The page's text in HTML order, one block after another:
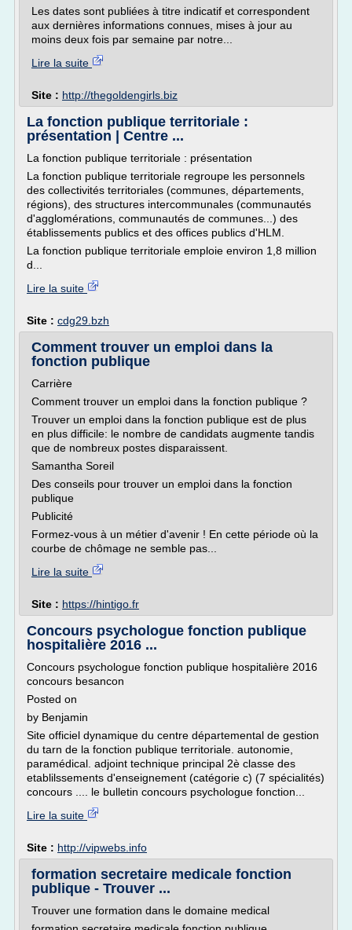
Les dates sont publiées à titre indicatif et correspondent
aux dernières informations connues, mises à jour au
moins deux fois par semaine par notre...
Lire la suite
Site : http://thegoldengirls.biz
La fonction publique territoriale :
présentation | Centre ...
La fonction publique territoriale : présentation
La fonction publique territoriale regroupe les personnels
des collectivités territoriales (communes, départements,
régions), des structures intercommunales (communautés
d'agglomérations, communautés de communes...) des
établissements publics et des offices publics d'HLM.
La fonction publique territoriale emploie environ 1,8 million
d...
Lire la suite
Site : cdg29.bzh
Comment trouver un emploi dans la
fonction publique
Carrière
Comment trouver un emploi dans la fonction publique ?
Trouver un emploi dans la fonction publique est de plus
en plus difficile: le nombre de candidats augmente tandis
que de nombreux postes disparaissent.
Samantha Soreil
Des conseils pour trouver un emploi dans la fonction
publique
Publicité
Formez-vous à un métier d'avenir ! En cette période où la
courbe de chômage ne semble pas...
Lire la suite
Site : https://hintigo.fr
Concours psychologue fonction publique
hospitalière 2016 ...
Concours psychologue fonction publique hospitalière 2016
concours besancon
Posted on
by Benjamin
Site officiel dynamique du centre départemental de gestion
du tarn de la fonction publique territoriale. autonomie,
paramédical. adjoint technique principal 2è classe des
etablilssements d'enseignement (catégorie c) (7 spécialités)
concours .... le bulletin concours psychologue fonction...
Lire la suite
Site : http://vipwebs.info
formation secretaire medicale fonction
publique - Trouver ...
Trouver une formation dans le domaine medical